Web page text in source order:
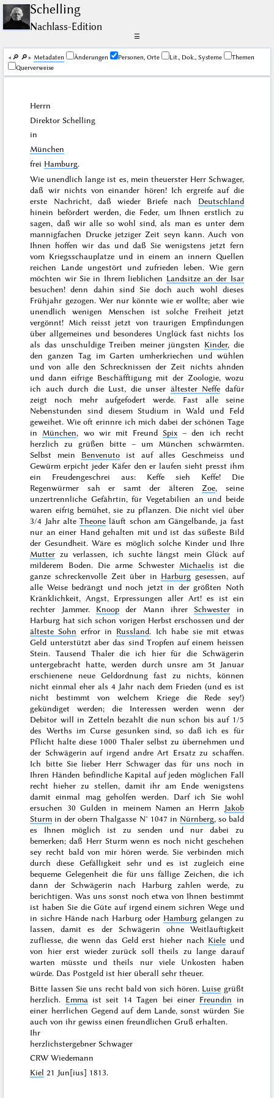
Schelling
Nachlass-Edition
☰
🔎︎ 🔎︎ Me­ta­da­ten Änderungen Personen, Orte Lit., Dok., Systeme
Themen
Querverweise
Herrn
Direktor Schelling
in
München
frei Hamburg.
Wie unendlich lange ist es, mein theuerster Herr Schwager,
daß wir nichts von einander hören! Ich ergreife auf die
erste Nachricht, daß wieder Briefe nach Deutschland
hinein befördert werden, die Feder, um Ihnen erstlich zu
sagen, daß wir alle so wohl sind, als man es unter dem
mannigfachen Drucke jetziger Zeit seyn kann. Auch von
Ihnen hoffen wir das und daß Sie wenigstens jetzt fern
vom Kriegsschauplatze und in einem an innern Quellen
reichen Lande ungestört und zufrieden leben. Wie gern
möchten wir Sie in Ihrem lieblichen Landsitze an der Isar
besuchen! denn dahin sind Sie doch auch wohl dieses
Frühjahr gezogen. Wer nur könnte wie er wollte; aber wie
unendlich wenigen Menschen ist solche Freiheit jetzt
vergönnt! Mich reisst jetzt von traurigen Empfindungen
über allgemeines und besonderes Unglück fast nichts los
als das unschuldige Treiben meiner jüngsten Kinder, die
den ganzen Tag im Garten umherkriechen und wühlen
und von alle den Schrecknissen der Zeit nichts ahnden
und dann eifrige Beschäfftigung mit der Zoologie, wozu
ich auch durch die Lust, die unser ältester Neffe dafür
zeigt noch mehr aufgefodert werde. Fast alle seine
Nebenstunden sind diesem Studium in Wald und Feld
geweihet. Wie oft erinnre ich mich dabei der schönen Tage
in München, wo wir mit Freund Spix – den ich recht
herzlich zu grüßen bitte – um München schwärmten.
Selbst mein Benvenuto ist auf alles Geschmeiss und
Gewürm erpicht jeder Käfer den er laufen sieht presst ihm
ein Freudengeschrei aus: Keffe sieh Keffe! Die
Regenwürmer sah er samt der älteren Zoe, seine
unzertrennliche Gefährtin, für Vegetabilien an und beide
waren eifrig bemühet, sie zu pflanzen. Die nicht viel über
3/4 Jahr alteTheone läuft schon am Gängelbande, ja fast
nur an einer Hand gehalten mit und ist das süßeste Bild
der Gesundheit. Wäre es möglich solche Kinder und Ihre
Mutter zu verlassen, ich suchte längst mein Glück auf
milderem Boden. Die arme Schwester Michaelis ist die
ganze schreckenvolle Zeit über in Harburg gesessen, auf
alle Weise bedrängt und noch jetzt in der größten Noth
Kränklichkeit, Angst, Erpressungen aller Art! es ist ein
rechter Jammer. Knoopder Mann ihrer Schwester in
Harburg hat sich schon vorigen Herbst erschossen und der
älteste Sohn erfror in Russland. Ich habe sie mit etwas
Geld unterstützt aber das sind Tropfen auf einem heissen
Stein. Tausend Thaler die ich hier für die Schwägerin
untergebracht hatte, werden durch unsre am 5t Januar
erschienene neue Geldordnung fast zu nichts, können
nicht einmal eher als 4 Jahr nach dem Frieden (und es ist
nicht bestimmt von welchem Kriege die Rede sey!)
gekündiget werden; die Interessen werden wenn der
Debitor will in Zetteln bezahlt die nun schon bis auf 1/5
des Werths im Curse gesunken sind, so daß ich es für
Pflicht halte diese 1000 Thaler selbst zu übernehmen und
der Schwägerin auf irgend andre Art Ersatz zu schaffen.
Ich bitte Sie lieber Herr Schwager das für uns noch in
Ihren Händen befindliche Kapital auf jeden möglichen Fall
recht hieher zu stellen, damit ihr am Ende wenigstens
damit einmal mag geholfen werden. Darf ich Sie wohl
ersuchen 30 Gulden in meinem Namen an Herrn Jakob
Sturm in der obern Thalgasse N° 1047 in Nürnberg, so bald
es Ihnen möglich ist zu senden und nur dabei zu
bemerken; daß Herr Sturm wenn es noch nicht geschehen
sey recht bald von mir hören werde. Sie verbinden mich
durch diese Gefälligkeit sehr und es ist zugleich eine
bequeme Gelegenheit die für uns fällige Zeichen, die ich
dann der Schwägerin nach Harburg zahlen werde, zu
berichtigen. Was uns sonst noch etwa von Ihnen bestimmt
ist haben Sie die Güte auf irgend einem sichren Wege und
in sichre Hände nach Harburg oder Hamburggelangen zu
lassen, damit es der Schwägerin ohne Weitläuftigkeit
zufliesse, die wenn das Geld erst hieher nach Kiele und
von hier erst wieder zurück soll theils zu lange darauf
warten müsste und theils nur viele Unkosten haben
würde. Das Postgeld ist hier überall sehr theuer.
Bitte lassen Sie uns recht bald von sich hören. Luise grüßt
herzlich. Emma ist seit 14 Tagen bei einer Freundin in
einer herrlichen Gegend auf dem Lande, sonst würden Sie
auch von ihr gewiss einen freundlichen Gruß erhalten.
Ihr
herzlichstergebner Schwager
CRW Wiedemann
Kiel 21 Jun[ius] 1813.